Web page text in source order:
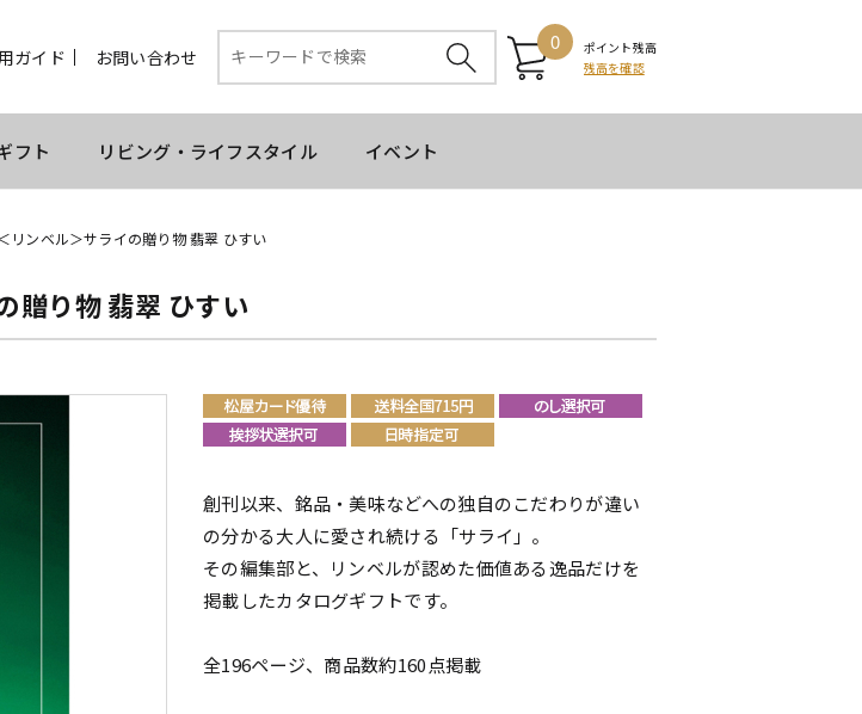
ガイド お問い合わせ
0
ポイント残高
残高を確認
フト リビング・ライフスタイル イベント
リンベル＞サライの贈り物 翡翠 ひすい
贈り物 翡翠 ひすい
創刊以来、銘品・美味などへの独自のこだわりが違い
の分かる大人に愛され続ける「サライ」。
その編集部と、リンベルが認めた価値ある逸品だけを
掲載したカタログギフトです。
全196ページ、商品数約160点掲載